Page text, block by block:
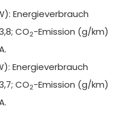
Energieverbrauch
CO2-Emission (g/km)
Energieverbrauch
CO2-Emission (g/km)